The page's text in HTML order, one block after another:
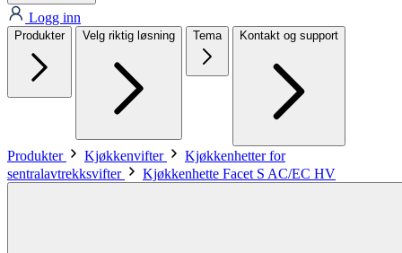
Logg inn
Produkter Velg riktig løsning Tema Kontakt og support
Produkter Kjøkkenvifter
Kjøkkenhetter for
sentralavtrekksvifter
Kjøkkenhette Facet S AC/EC HV